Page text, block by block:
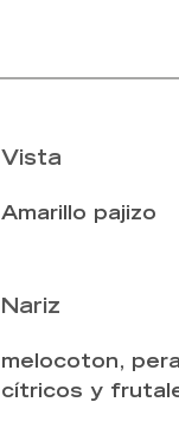
Vista
Amarillo pajizo
Nariz
melocoton,
cítricos y